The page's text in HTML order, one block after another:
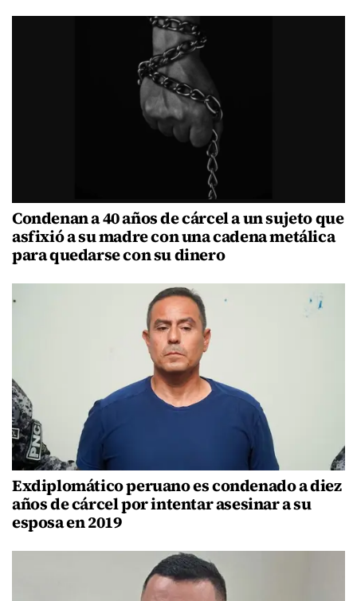
Condenan a 40 años de cárcel a un sujeto que
asfixió a su madre con una cadena metálica
para quedarse con su dinero
Exdiplomático peruano es condenado a diez
años de cárcel por intentar asesinar a su
esposa en 2019